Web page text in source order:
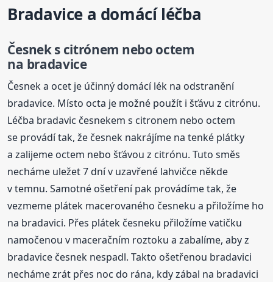
Bradavice a domácí léčba
Česnek s citrónem nebo octem
na bradavice
Česnek a ocet je účinný domácí lék na odstranění
bradavice. Místo octa je možné použít i šťávu z citrónu.
Léčba bradavic česnekem s citronem nebo octem
se provádí tak, že česnek nakrájíme na tenké plátky
a zalijeme octem nebo šťávou z citrónu. Tuto směs
necháme uležet 7 dní v uzavřené lahvičce někde
v temnu. Samotné ošetření pak provádíme tak, že
vezmeme plátek macerovaného česneku a přiložíme ho
na bradavici. Přes plátek česneku přiložíme vatičku
namočenou v maceračním roztoku a zabalíme, aby z
bradavice česnek nespadl. Takto ošetřenou bradavici
necháme zrát přes noc do rána, kdy zábal na bradavici